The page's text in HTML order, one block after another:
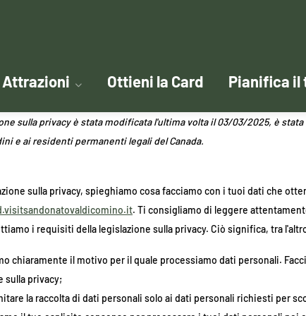
Attrazioni Ottieni la Card Pianifica il
sulla privacy è stata modificata l'ultima volta il 03/03/2025, è
e ai residenti permanenti legali del Canada.
sulla privacy, spieghiamo cosa facciamo con i tuoi dati che
. Ti consigliamo di leggere
i requisiti della legislazione sulla privacy. Ciò significa, tra
chiaramente il motivo per il quale processiamo dati personali.
sulla privacy;
la raccolta di dati personali solo ai dati personali richiesti per